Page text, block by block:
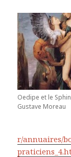
Oedipe et le
Gustave Moreau
r/annuaires/